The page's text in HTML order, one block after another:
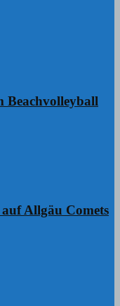
Beachvolleyball
Allgäu Comets